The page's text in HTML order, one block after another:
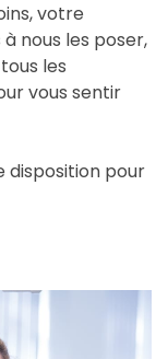
votre
nous les poser,
les
vous sentir
disposition pour